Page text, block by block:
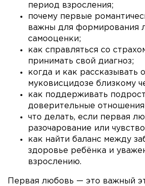
период взросления;
почему первые
важны для формирования
самооценки;
как справляться со
принимать свой диагноз;
когда и как рассказывать о
муковисцидозе близкому
как поддерживать
доверительные
что делать, если первая
разочарование или
как найти баланс между
здоровье ребёнка и
взрослению.
Первая любовь — это важный